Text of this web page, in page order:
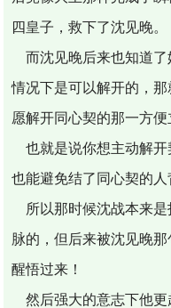
四皇子，救下了沈见晚。
而沈见晚后来也知道了
情况下是可以解开的，
愿解开同心契的那一方便
也就是说你想主动解开
也能避免结了同心契的人
所以那时候沈战本来是
脉的，但后来被沈见晚
醒悟过来！
然后强大的意志下他更